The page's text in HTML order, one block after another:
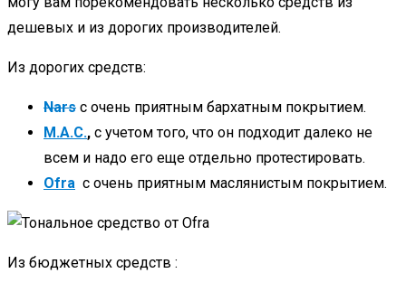
дешевых и из дорогих производителей.
Из дорогих средств:
Nars с очень приятным бархатным покрытием.
M.A.C., с учетом того, что он подходит далеко не
всем и надо его еще отдельно протестировать.
Ofra с очень приятным маслянистым покрытием.
Из бюджетных средств :